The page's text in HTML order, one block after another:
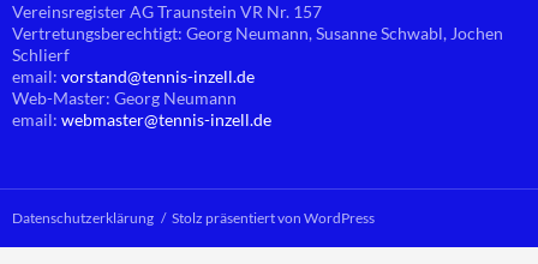
Vereinsregister AG Traunstein VR Nr. 157
Vertretungsberechtigt: Georg Neumann, Susanne Schwabl, Jochen
Schlierf
email: vorstand@tennis-inzell.de
Web-Master: Georg Neumann
email: webmaster@tennis-inzell.de
Datenschutzerklärung Stolz präsentiert von WordPress